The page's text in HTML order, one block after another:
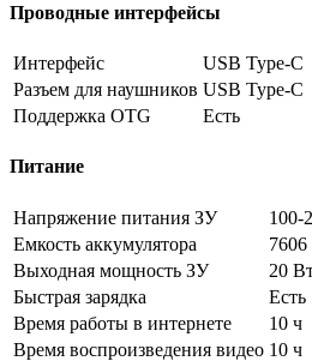
Проводные интерфейсы
Интерфейс
USB Type-C
Разъем для наушников USB Type-C
Поддержка OTG
Есть
Питание
Напряжение питания ЗУ
100-
Емкость аккумулятора
Выходная мощность ЗУ
20
Быстрая зарядка
Есть
Время работы в интернете
10 ч
Время воспроизведения видео 10 ч